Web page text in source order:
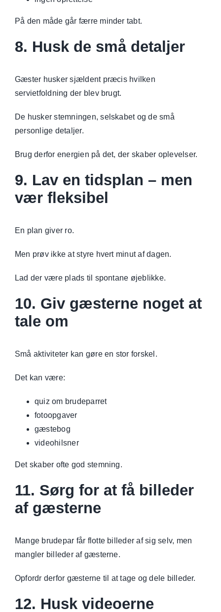
På den måde går færre minder tabt.
8. Husk de små detaljer
Gæster husker sjældent præcis hvilken
servietfoldning der blev brugt.
De husker stemningen, selskabet og de små
personlige detaljer.
Brug derfor energien på det, der skaber oplevelser.
9. Lav en tidsplan – men
vær fleksibel
En plan giver ro.
Men prøv ikke at styre hvert minut af dagen.
Lad der være plads til spontane øjeblikke.
10. Giv gæsterne noget at
tale om
Små aktiviteter kan gøre en stor forskel.
Det kan være:
quiz om brudeparret
fotoopgaver
gæstebog
videohilsner
Det skaber ofte god stemning.
11. Sørg for at få billeder
af gæsterne
Mange brudepar får flotte billeder af sig selv, men
mangler billeder af gæsterne.
Opfordr derfor gæsterne til at tage og dele billeder.
12. Husk videoerne